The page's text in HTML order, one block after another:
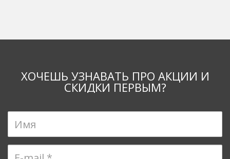
ХОЧЕШЬ УЗНАВАТЬ ПРО АКЦИИ И
СКИДКИ ПЕРВЫМ?